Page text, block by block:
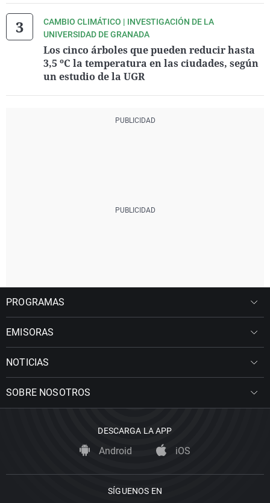
CAMBIO CLIMÁTICO | INVESTIGACIÓN DE LA
UNIVERSIDAD DE GRANADA
Los cinco árboles que pueden reducir hasta
3,5 ºC la temperatura en las ciudades, según
un estudio de la UGR
PROGRAMAS
EMISORAS
NOTICIAS
SOBRE NOSOTROS
DESCARGA LA APP
Android iOS
SÍGUENOS EN